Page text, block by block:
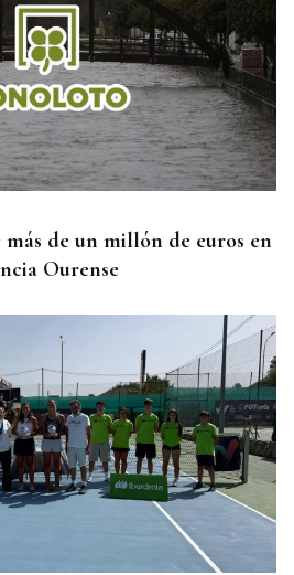
de un millón de euros en
Ourense